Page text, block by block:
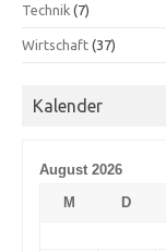
Technik (7)
Wirtschaft (37)
Kalender
August 2026
M
D